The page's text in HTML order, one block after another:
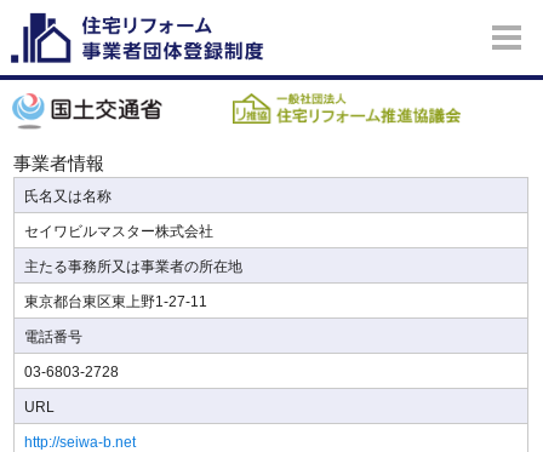
事業者情報
氏名又は名称
セイワビルマスター株式会社
主たる事務所又は事業者の所在地
東京都台東区東上野1-27-11
電話番号
03-6803-2728
URL
http://seiwa-b.net